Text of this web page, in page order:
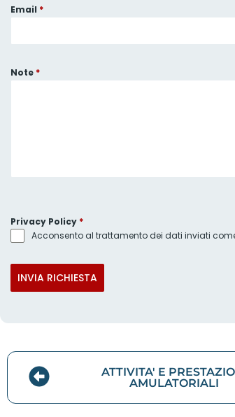
Email *
Note *
Privacy Policy *
Acconsento al trattamento dei dati inviati
INVIA RICHIESTA
ATTIVITA' E
AMULATORIALI